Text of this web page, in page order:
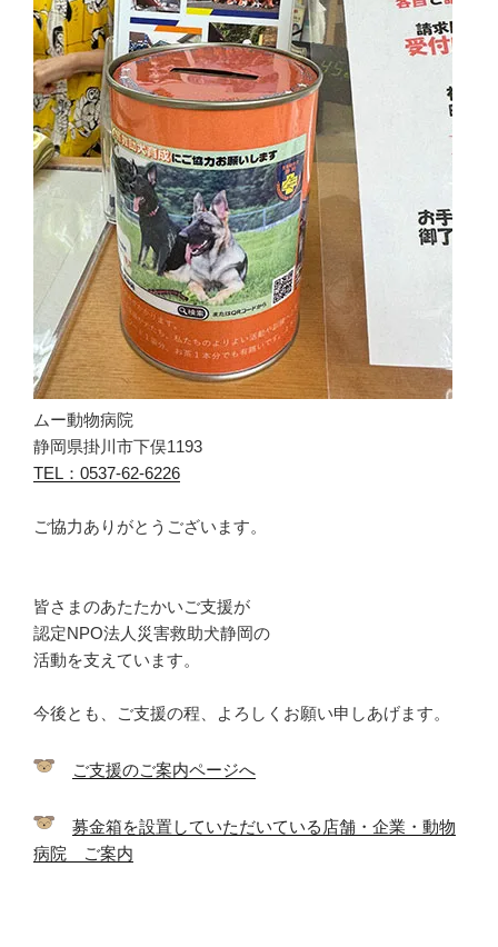
ムー動物病院
静岡県掛川市下俣1193
TEL：0537-62-6226
ご協力ありがとうございます。
皆さまのあたたかいご支援が
認定NPO法人災害救助犬静岡の
活動を支えています。
今後とも、ご支援の程、よろしくお願い申しあげます。
ご支援のご案内ページへ
募金箱を設置していただいている店舗・企業・動物
病院 ご案内